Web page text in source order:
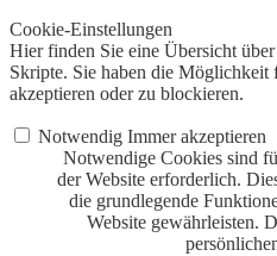
Cookie-Einstellungen
Hier finden Sie eine Übersicht
Skripte. Sie haben die Möglichkeit
akzeptieren oder zu blockieren.
Notwendig Immer akzeptieren
Notwendige Cookies sind
der Website erforderlich.
die grundlegende
Website gewährleisten.